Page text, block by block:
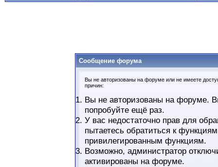
Сообщение форума
Вы не авторизованы на форуме или не имеете
причин:
Вы не авторизованы на форуме.
попробуйте ещё раз.
У вас недостаточно прав для
пытаетесь обратиться к
привилегированным функциям.
Возможно, администратор
активированы на форуме.